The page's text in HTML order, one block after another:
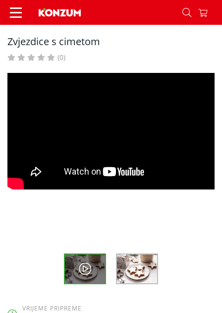
Zvjezdice s cimetom - Recepti - Konzum
Zvjezdice s cimetom
(0)
VRIJEME PRIPREME